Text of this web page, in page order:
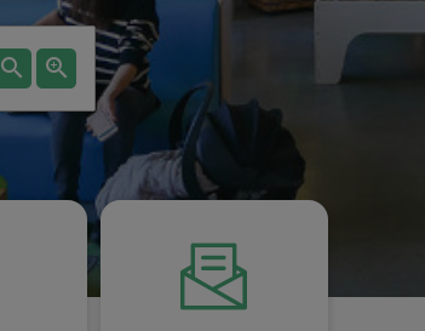
searchStart
search
zoom_inStart
advanced
search